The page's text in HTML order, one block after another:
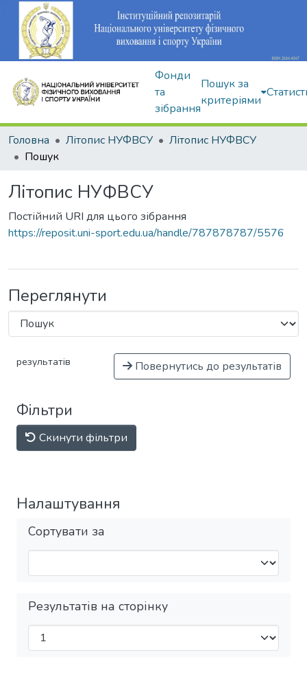
Фонди
та
зібрання
Пошук за
критеріями
Головна Літопис НУФВСУ
Літопис НУФВСУ
Пошук
Літопис НУФВСУ
Постійний URI для цього зібрання
https://reposit.uni-sport.edu.ua/handle/787878787/5576
Переглянути
результатів Повернутись до результатів
Фільтри
Скинути фільтри
Налаштування
Сортувати за
Результатів на сторінку